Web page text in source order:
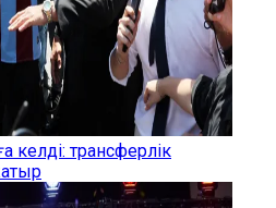
келді: трансферлік